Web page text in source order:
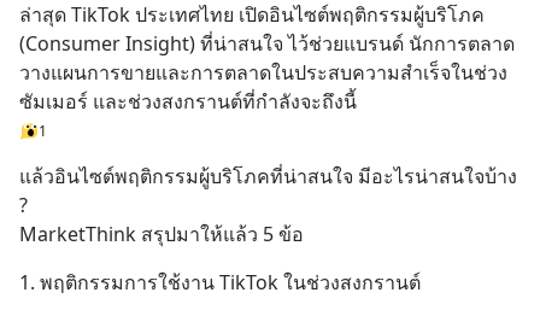
ล่าสุด TikTok ประเทศไทย เปิดอินไซต์พฤติกรรมผู้บริโภค
(Consumer Insight) ที่น่าสนใจ ไว้ช่วยแบรนด์ นักการตลาด
วางแผนการขายและการตลาดในประสบความสำเร็จในช่วง
ซัมเมอร์ และช่วงสงกรานต์ที่กำลังจะถึงนี้
1
แล้วอินไซต์พฤติกรรมผู้บริโภคที่น่าสนใจ มีอะไรน่าสนใจบ้าง
?
MarketThink สรุปมาให้แล้ว 5 ข้อ
1. พฤติกรรมการใช้งาน TikTok ในช่วงสงกรานต์